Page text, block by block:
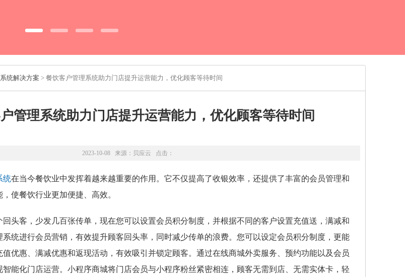
统解决方案 > 餐饮客户管理系统助力门店提升运营能力，优化顾客等待时间
管理系统助力门店提升运营能力，优化顾客等待时间
2023-10-08 来源： 贝应云 点击：
统在当今餐饮业中发挥着越来越重要的作用。它不仅提高了收银效率，还提供了丰富的会员管理和
使餐饮行业更加便捷、高效。
回头客，少发几百张传单，现在您可以设置会员积分制度，并根据不同的客户设置充值送，满减和
系统进行会员营销，有效提升顾客回头率，同时减少传单的浪费。您可以设定会员积分制度，更能
优惠、满减优惠和返现活动，有效吸引并锁定顾客。通过在线商城外卖服务、预约功能以及会员
能化门店运营。小程序商城将门店会员与小程序粉丝紧密相连，顾客无需到店、无需实体卡，轻